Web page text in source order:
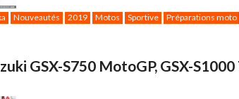
Nouveautés 2019 Motos Sportive Préparations moto
GSX-S750 MotoGP, GSX-